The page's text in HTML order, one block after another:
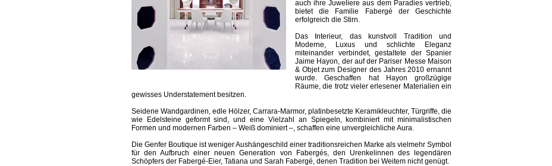
auch ihre Juweliere aus dem Paradies vertrieb,
bietet die Familie Fabergé der Geschichte
erfolgreich die Stirn.
Das Interieur, das kunstvoll Tradition und
Moderne, Luxus und schlichte Eleganz
miteinander verbindet, gestaltete der Spanier
Jaime Hayon, der auf der Pariser Messe Maison
& Objet zum Designer des Jahres 2010 ernannt
wurde. Geschaffen hat Hayon großzügige
Räume, die trotz vieler erlesener Materialien ein
gewisses Understatement besitzen.
Seide­ne Wandgardinen, edle Hölzer, Carrara-Marmor, platinbesetzte Keramikleuchter, Türgriffe, die
wie Edelsteine geformt sind, und eine Vielzahl an Spiegeln, kombiniert mit minimalistischen
Formen und modernen Farben – Weiß dominiert –, schaffen eine unvergleichliche Aura.
Die Genfer Boutique ist weniger Aushängeschild einer traditionsreichen Marke als vielmehr Symbol
für den Aufbruch einer neuen Generation von Fabergés, den Urenkelinnen des legendären
Schöpfers der Fabergé-Eier, Tatiana und Sarah Fabergé, denen Tradition bei Weitem nicht genügt.